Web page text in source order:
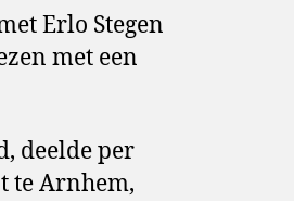
Erlo Stegen
met een
deelde per
te Arnhem,